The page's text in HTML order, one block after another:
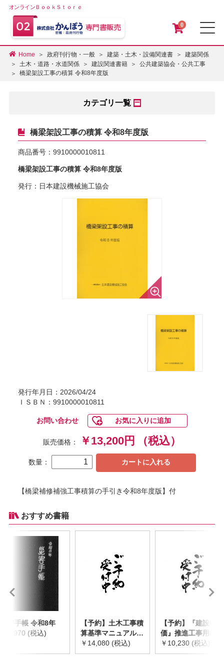
オンラインＢｏｏｋＳｔｏｒｅ
0
Home 政府刊行物・一般 建築・土木・設備関連書
建築関係
土木・道路・水道関係
建設関連書籍
公共建築協会・公共工事
橋梁架設工事の積算 令和8年度版
カテゴリ一覧
橋梁架設工事の積算 令和8年度版
商品番号： 9910000010811
橋梁架設工事の積算 令和8年度版
発行：日本建設機械施工協会
発行年月日：2026/04/24
ＩＳＢＮ：9910000010811
お問い合わせ お気に入りに追加
販売価格： ￥13,200円 （税込）
数量： カートに入れる
【橋梁補修補強工事積算の手引き令和8年度版】付
おすすめ書籍
災害手帳 令和8年
￥2,970 (税込)
【予約】土木工事積
算基準マニュアル
令和8年度版
※2026年8月下旬発
￥14,080 (税込)
【予約】『建設物
価』推進工事用機械
器具等基礎価格表
2026年度版
￥10,230 (税込)